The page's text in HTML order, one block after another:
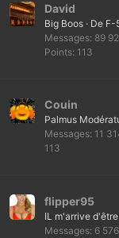
David
Big Boos · De F-
Messages 89
Points 113
Couin
Palmus
Messages 11
113
flipper95
IL m'arrive
Messages 6 576